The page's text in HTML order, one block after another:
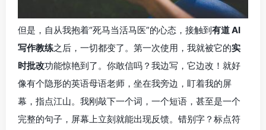
但是，自从我抱着“死马当活马医”的心态，接触到有道 AI
写作教练之后，一切都变了。第一次使用，我就被它的实
时批改功能惊艳到了。你敢信吗？我边写，它边改！就好
像有个隐形的英语母语老师，坐在我旁边，盯着我的屏
幕，指点江山。我刚敲下一个词，一个短语，甚至是一个
完整的句子，屏幕上立刻就能出现反馈。错别字？标点符